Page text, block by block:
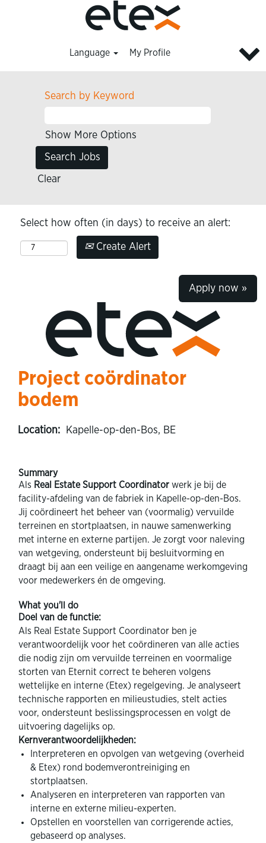
Language My Profile
Search by Keyword
Show More Options
Clear
Select how often (in days) to receive an alert:
Create Alert
Apply now »
Project coördinator
bodem
Location: Kapelle-op-den-Bos, BE
Summary
Als Real Estate Support Coordinator werk je bij de
facility-afdeling van de fabriek in Kapelle-op-den-Bos.
Jij coördineert het beheer van (voormalig) vervuilde
terreinen en stortplaatsen, in nauwe samenwerking
met interne en externe partijen. Je zorgt voor naleving
van wetgeving, ondersteunt bij besluitvorming en
draagt bij aan een veilige en aangename werkomgeving
voor medewerkers én de omgeving.
What you'll do
Doel van de functie:
Als Real Estate Support Coordinator ben je
verantwoordelijk voor het coördineren van alle acties
die nodig zijn om vervuilde terreinen en voormalige
storten van Eternit correct te beheren volgens
wettelijke en interne (Etex) regelgeving. Je analyseert
technische rapporten en milieustudies, stelt acties
voor, ondersteunt beslissingsprocessen en volgt de
uitvoering dagelijks op.
Kernverantwoordelijkheden:
Interpreteren en opvolgen van wetgeving (overheid
& Etex) rond bodemverontreiniging en
stortplaatsen.
Analyseren en interpreteren van rapporten van
interne en externe milieu-experten.
Opstellen en voorstellen van corrigerende acties,
gebaseerd op analyses.